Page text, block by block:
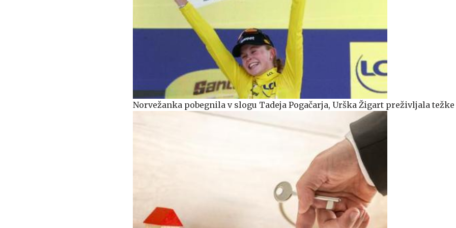
Norvežanka pobegnila v slogu Tadeja Pogačarja, Urška Žigart preživljala težke